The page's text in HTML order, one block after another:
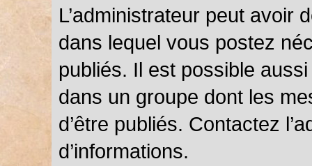
L’administrateur peut avoir
dans lequel vous postez
publiés. Il est possible
dans un groupe dont les
d’être publiés. Contactez
d’informations.